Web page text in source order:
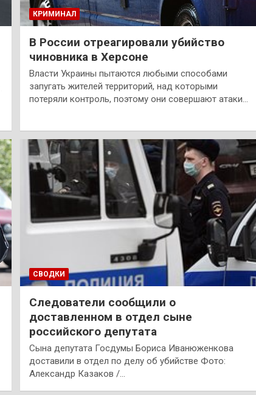
КРИМИНАЛ
В России отреагировали убийство
чиновника в Херсоне
Власти Украины пытаются любыми способами
запугать жителей территорий, над которыми
потеряли контроль, поэтому они совершают атаки…
СВОДКИ
Следователи сообщили о
доставленном в отдел сыне
российского депутата
Сына депутата Госдумы Бориса Иванюженкова
доставили в отдел по делу об убийстве Фото:
Александр Казаков /…